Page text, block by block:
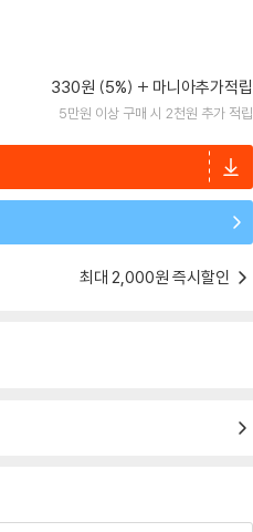
330원 (5%) 마니아추가적립
5만원 이상 구매 시 2천원 추가 적립
최대 2,000원 즉시할인